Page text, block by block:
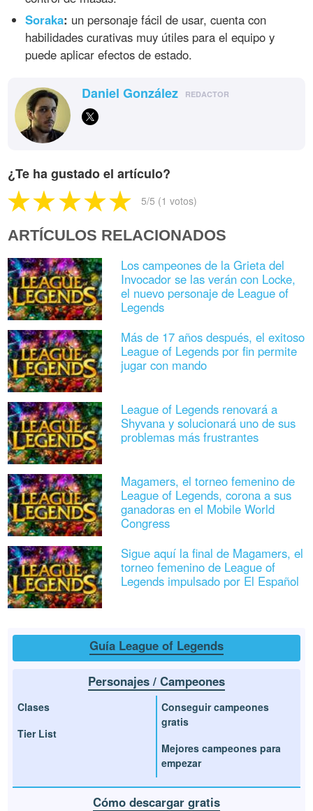
Soraka: un personaje fácil de usar, cuenta con
habilidades curativas muy útiles para el equipo y
puede aplicar efectos de estado.
Daniel González REDACTOR
¿Te ha gustado el artículo?
5/5 (1 votos)
ARTÍCULOS RELACIONADOS
Los campeones de la Grieta del
Invocador se las verán con Locke,
el nuevo personaje de League of
Legends
Más de 17 años después, el exitoso
League of Legends por fin permite
jugar con mando
League of Legends renovará a
Shyvana y solucionará uno de sus
problemas más frustrantes
Magamers, el torneo femenino de
League of Legends, corona a sus
ganadoras en el Mobile World
Congress
Sigue aquí la final de Magamers, el
torneo femenino de League of
Legends impulsado por El Español
Guía League of Legends
Personajes / Campeones
Clases
Tier List
Conseguir campeones
gratis
Mejores campeones para
empezar
Cómo descargar gratis